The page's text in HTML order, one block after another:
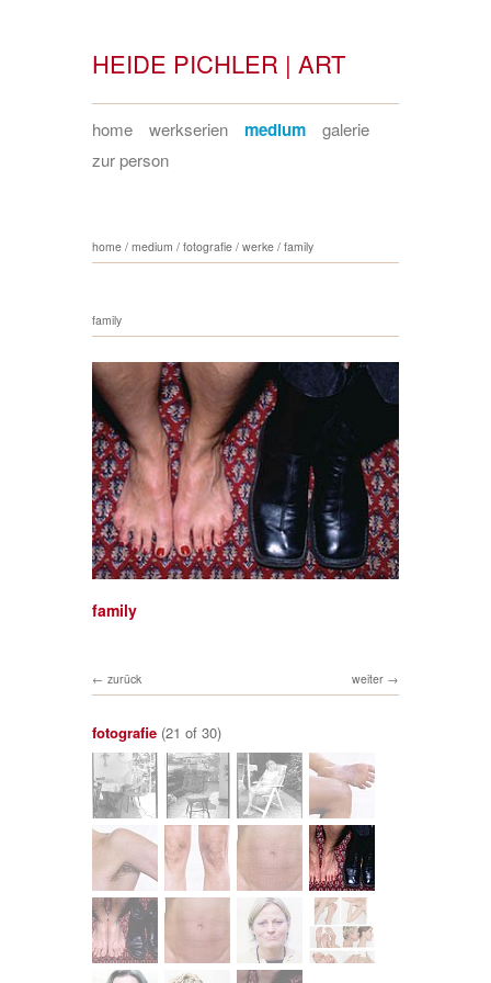
HEIDE PICHLER | ART
home werkserien medium
galerie
zur person
home / medium / fotografie / werke / family
family
family
weiter
zurück
fotografie (21 of 30)